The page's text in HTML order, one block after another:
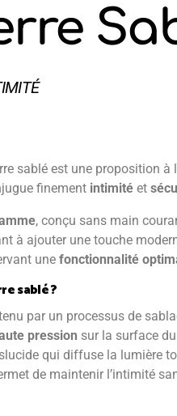
sablé est une proposition
finement intimité et
, conçu sans main
à ajouter une touche
une fonctionnalité
sablé ?
par un processus de
pression sur la surface
qui diffuse la lumière
de maintenir l’intimité